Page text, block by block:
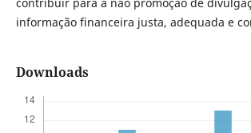
informação financeira justa, adequada e
Downloads